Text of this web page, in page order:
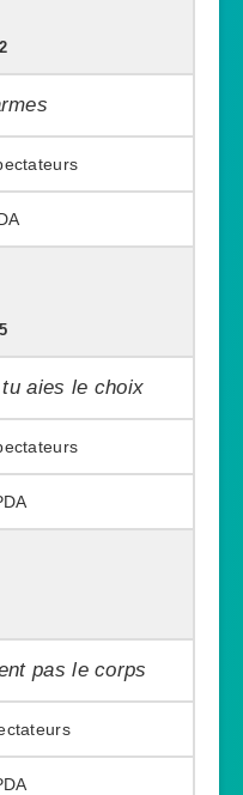
aies le choix
pas le corps